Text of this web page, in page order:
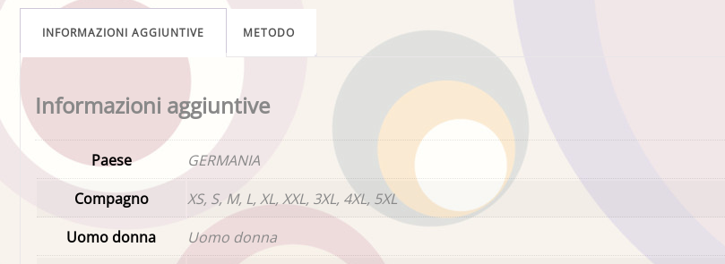
INFORMAZIONI AGGIUNTIVE METODO
Informazioni aggiuntive
Paese
GERMANIA
Compagno
XS, S, M, L, XL, XXL, 3XL, 4XL, 5XL
Uomo donna
Uomo donna